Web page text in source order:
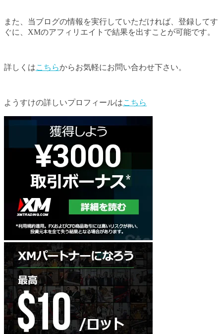
また、当ブログの情報を実行していただければ、登録してす
ぐに、XMのアフィリエイトで結果を出すことが可能です。
詳しくはこちらからお気軽にお問い合わせ下さい。
ようすけの詳しいプロフィールはこちら